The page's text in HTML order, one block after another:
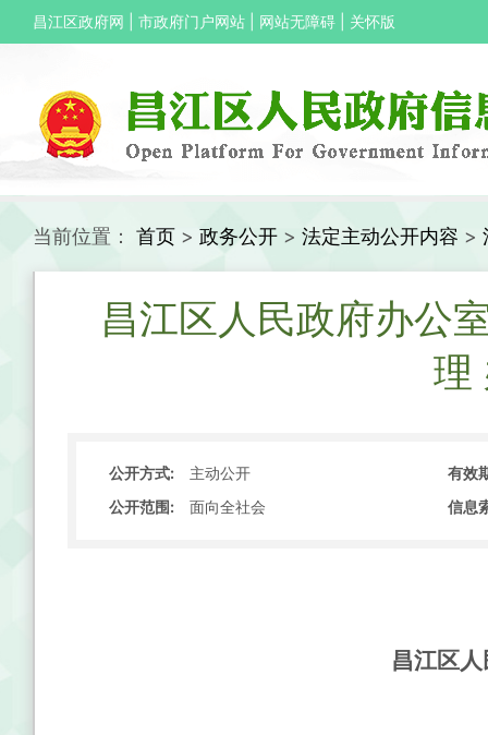
昌江区政府网 市政府门户网站 网站无障碍 关怀版
当前位置： 首页 > 政务公开 > 法定主动公开内容 >
昌江区人民政府办公
理
公开方式: 主动公开
有效
公开范围:
面向全社会 信息
昌江区